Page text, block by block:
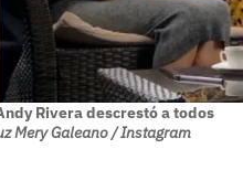
Rivera descrestó a todos
Mery Galeano / Instagram